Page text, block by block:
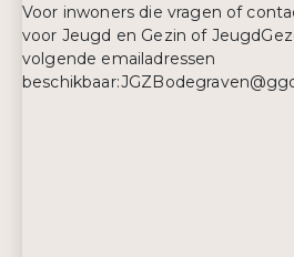
Voor inwoners die vragen of
voor Jeugd en Gezin of
volgende emailadressen